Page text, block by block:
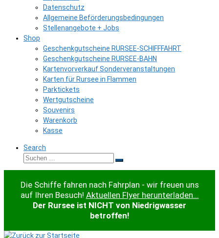
Datenschutz
Allgemeine Beförderungsbedingungen
Stellenangebote + Jobs
Shop
Geschenkgutscheine RURSEE-SCHIFFFAHRT
Geschenkgutscheine RURSEE-BAHN
Kartenvorverkauf Sonderveranstaltungen
Karten für Rursee in Flammen
Parktickets
Wertgutscheine
Souvenirs
Warenkorb
Kasse
Search
Suche
Suchen …
Die Schiffe fahren nach Fahrplan - wir freuen uns
auf Ihren Besuch! Aktuellen Flyer herunterladen...
Der Rursee ist NICHT von Niedrigwasser
betroffen!